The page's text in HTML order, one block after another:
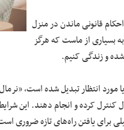
قانونی ماندن در منزل
بسیاری از ماست که هرگز
انتظار تبدیل شده است،
کنترل کرده و انجام دهند. این
برای یافتن راه‌های تازه ضروری